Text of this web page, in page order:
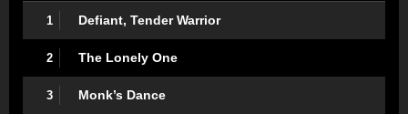
1 Defiant, Tender Warrior
2 The Lonely One
3 Monk’s Dance